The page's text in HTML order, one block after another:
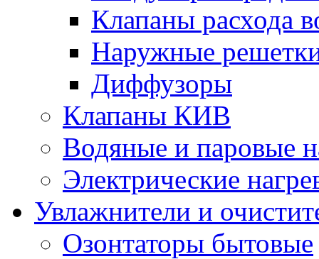
Клапаны расхода
Наружные
Диффузоры
Клапаны КИВ
Водяные и паровые
Электрические
Увлажнители и
Озонтаторы бытовые